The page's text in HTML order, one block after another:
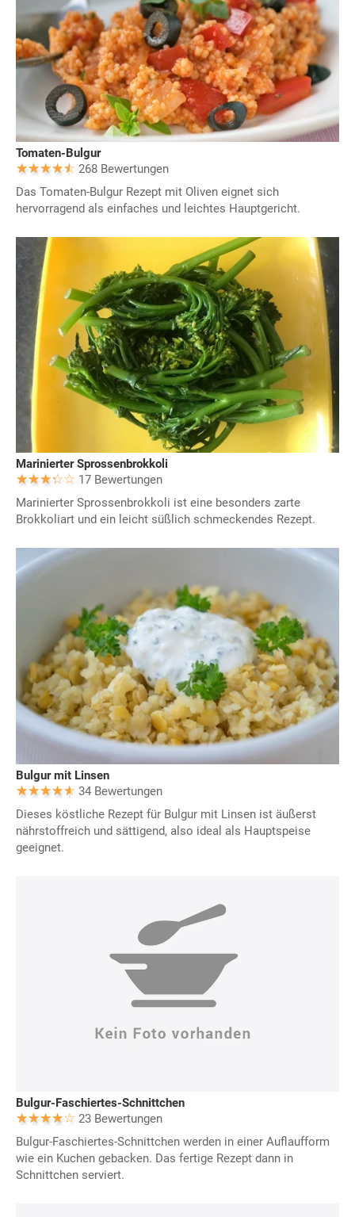
Tomaten-Bulgur
268 Bewertungen
Das Tomaten-Bulgur Rezept mit Oliven eignet sich
hervorragend als einfaches und leichtes Hauptgericht.
Marinierter Sprossenbrokkoli
17 Bewertungen
Marinierter Sprossenbrokkoli ist eine besonders zarte
Brokkoliart und ein leicht süßlich schmeckendes Rezept.
Bulgur mit Linsen
34 Bewertungen
Dieses köstliche Rezept für Bulgur mit Linsen ist äußerst
nährstoffreich und sättigend, also ideal als Hauptspeise
geeignet.
Bulgur-Faschiertes-Schnittchen
23 Bewertungen
Bulgur-Faschiertes-Schnittchen werden in einer Auflaufform
wie ein Kuchen gebacken. Das fertige Rezept dann in
Schnittchen serviert.